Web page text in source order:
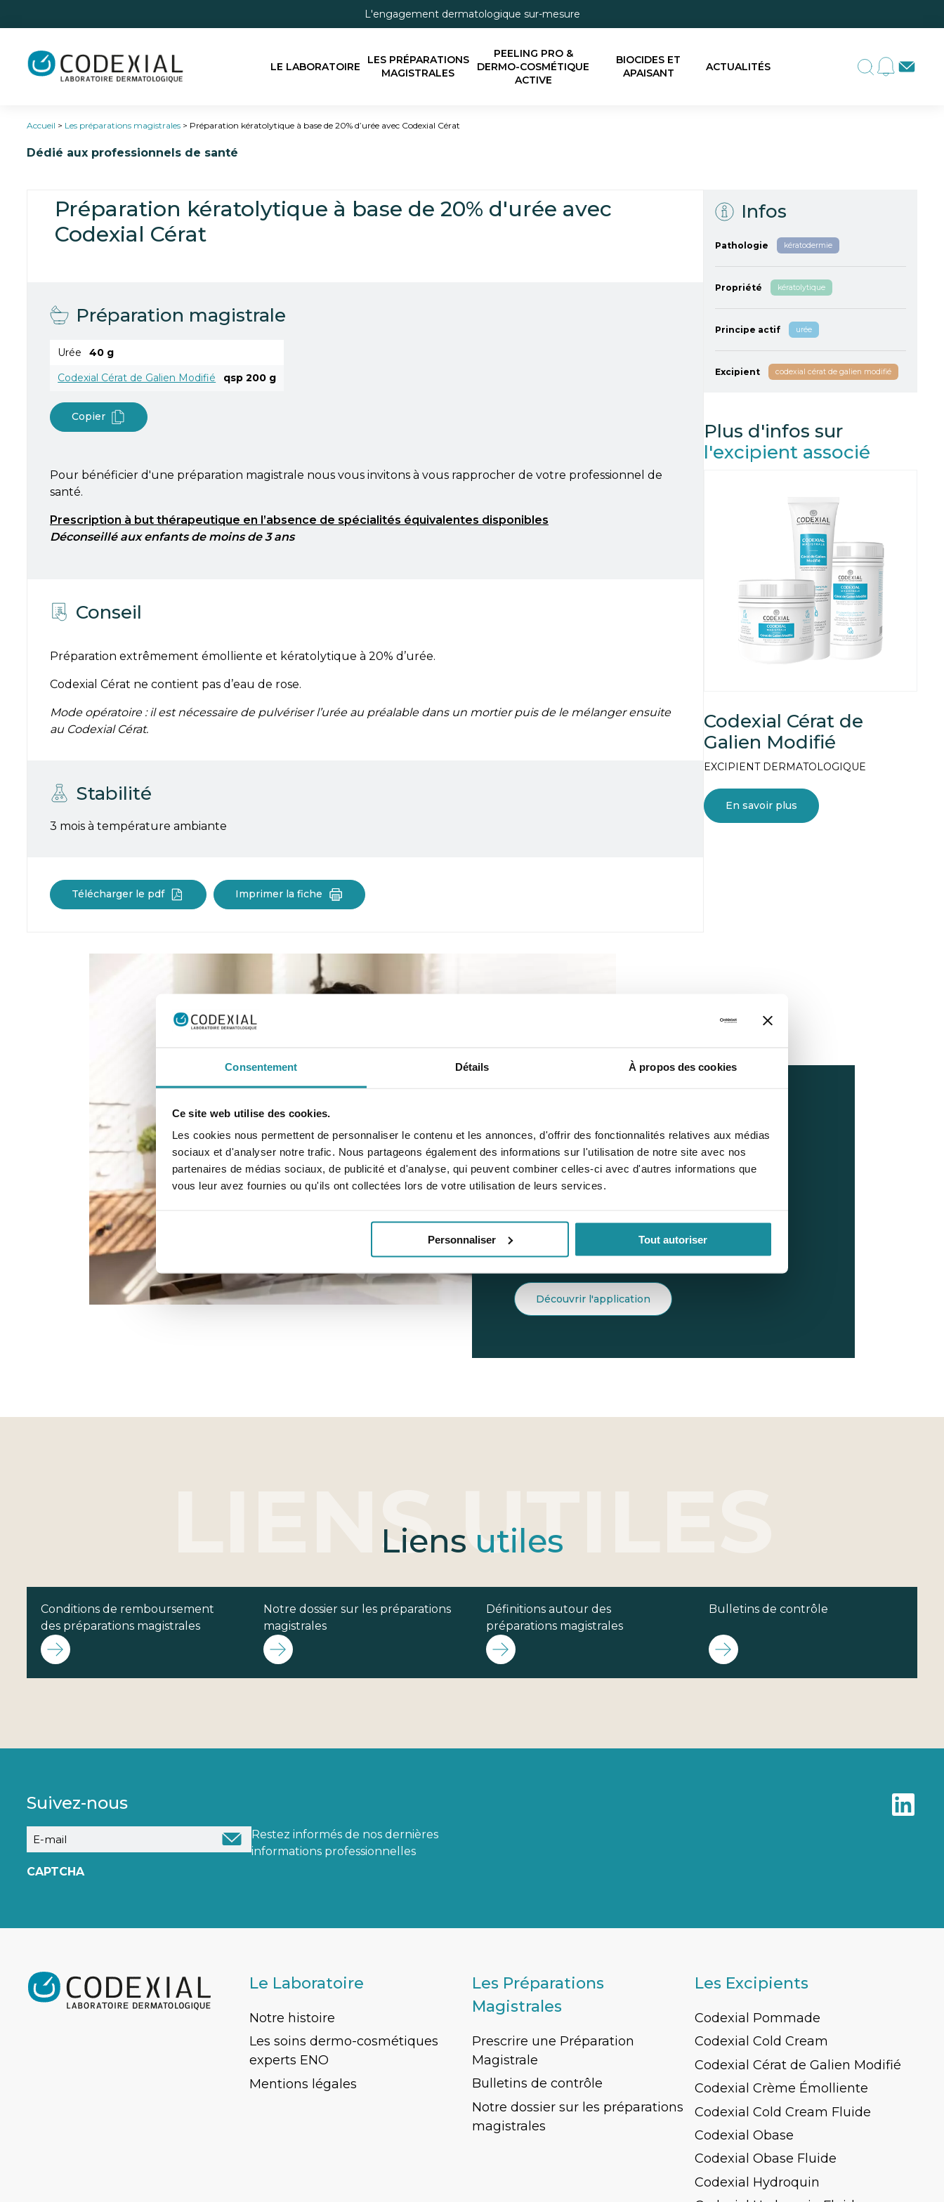
Consentement Détails À propos des cookies
Ce site web utilise des cookies.
Les cookies nous permettent de personnaliser le contenu et les annonces, d'offrir des fonctionnalités relatives aux médias
sociaux et d'analyser notre trafic. Nous partageons également des informations sur l'utilisation de notre site avec nos
partenaires de médias sociaux, de publicité et d'analyse, qui peuvent combiner celles-ci avec d'autres informations que
vous leur avez fournies ou qu'ils ont collectées lors de votre utilisation de leurs services.
Personnaliser Tout autoriser
L'engagement dermatologique sur-mesure
LE LABORATOIRE
LES PRÉPARATIONS
MAGISTRALES
PEELING PRO &
DERMO-COSMÉTIQUE
ACTIVE
BIOCIDES ET
APAISANT
ACTUALITÉS
Accueil > Les préparations magistrales > Préparation kératolytique à base de 20% d’urée avec Codexial Cérat
Dédié aux professionnels de santé
Préparation kératolytique à base de 20% d'urée avec
Codexial Cérat
Préparation magistrale
Urée 40 g
Codexial Cérat de Galien Modifié qsp 200 g
Copier
Pour bénéficier d'une préparation magistrale nous vous invitons à vous rapprocher de votre professionnel de
santé.
Prescription à but thérapeutique en l’absence de spécialités équivalentes disponibles
Déconseillé aux enfants de moins de 3 ans
Conseil
Préparation extrêmement émolliente et kératolytique à 20% d’urée.
Codexial Cérat ne contient pas d’eau de rose.
Mode opératoire : il est nécessaire de pulvériser l’urée au préalable dans un mortier puis de le mélanger ensuite
au Codexial Cérat.
Stabilité
3 mois à température ambiante
Télécharger le pdf Imprimer la fiche
Infos
Pathologie kératodermie
Propriété kératolytique
Principe actif urée
Excipient codexial cérat de galien modifié
Plus d'infos sur
l'excipient associé
Codexial Cérat de
Galien Modifié
EXCIPIENT DERMATOLOGIQUE
En savoir plus
Codexial Prép
Retrouver rapidement et facilement nos
Découvrir l'application
Liens utiles
Conditions de remboursement
des préparations magistrales
Notre dossier sur les préparations
magistrales
Définitions autour des
préparations magistrales
Bulletins de contrôle
Suivez-nous
E-
mail
CAPTCHA
Restez informés de nos dernières
informations professionnelles
Le Laboratoire
Notre histoire
Les soins dermo-cosmétiques
experts ENO
Mentions légales
Les Préparations
Magistrales
Prescrire une Préparation
Magistrale
Bulletins de contrôle
Notre dossier sur les préparations
magistrales
Les Excipients
Codexial Pommade
Codexial Cold Cream
Codexial Cérat de Galien Modifié
Codexial Crème Émolliente
Codexial Cold Cream Fluide
Codexial Obase
Codexial Obase Fluide
Codexial Hydroquin